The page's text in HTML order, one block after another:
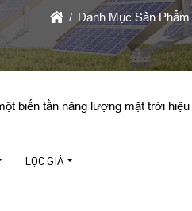
Danh Mục Sản Phẩm
biến tần năng lượng mặt trời
LỌC GIÁ